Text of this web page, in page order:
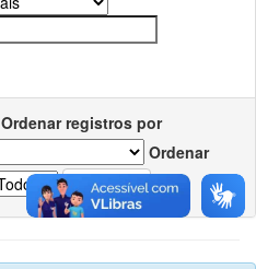
Ordenar registros por
Ordenar